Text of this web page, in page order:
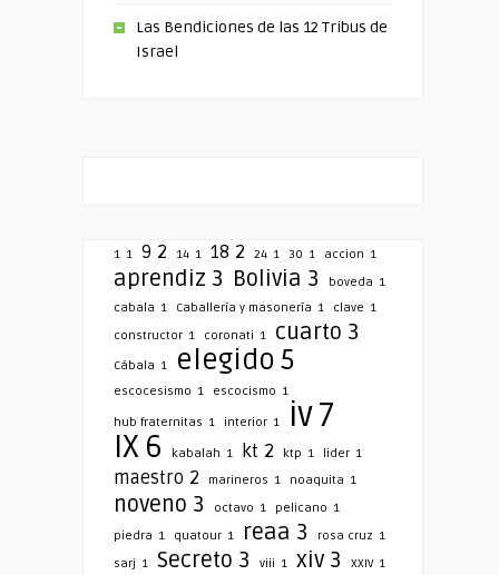
Las Bendiciones de las 12 Tribus de
Israel
1 1 9 2 14 1 18 2 24 1 30 1 accion 1
aprendiz 3 Bolivia 3 boveda 1
cabala 1 Caballería y masonería 1 clave 1
constructor 1 coronati 1 cuarto 3
Cábala 1 elegido5
escocesismo 1 escocismo 1
hub fraternitas 1 interior 1 iv7
IX 6 kabalah 1 kt 2 ktp 1 lider 1
maestro 2 marineros 1 noaquita 1
noveno 3 octavo 1 pelicano 1
piedra 1 quatour 1 reaa 3 rosa cruz 1
sarj 1 Secreto 3 viii 1 xiv 3 XXIV 1